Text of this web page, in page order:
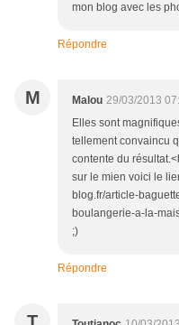
mon blog avec les
Répondre
M Malou 29/03/2013
Elles sont
tellement convaincu
contente du
sur le mien voici le
blog.fr/article-
boulangerie-a-la-
;)
Répondre